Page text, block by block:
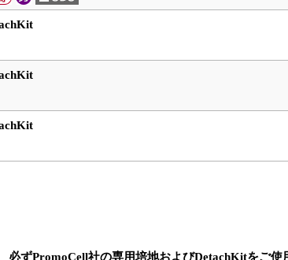
必ずPromoCell社の専用培地およびDetachKitをご使